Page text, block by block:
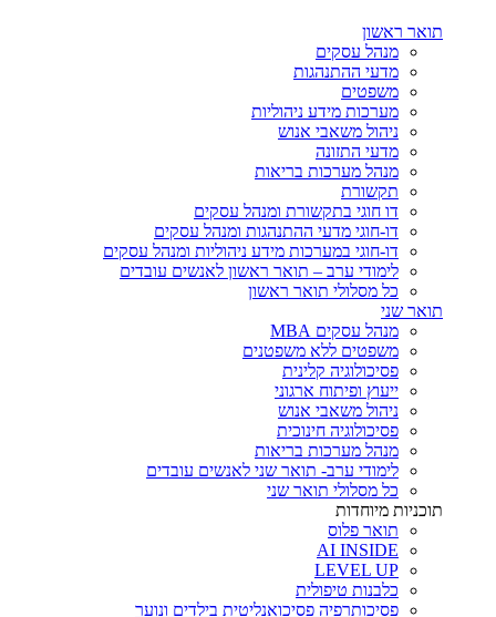
תואר ראשון
מנהל עסקים
מדעי ההתנהגות
משפטים
מערכות מידע ניהוליות
ניהול משאבי אנוש
מדעי התזונה
מנהל מערכות בריאות
תקשורת
דו חוגי בתקשורת ומנהל עסקים
דו-חוגי מדעי ההתנהגות ומנהל עסקים
דו-חוגי במערכות מידע ניהוליות ומנהל עסקים
לימודי ערב – תואר ראשון לאנשים עובדים
כל מסלולי תואר ראשון
תואר שני
מנהל עסקים MBA
משפטים ללא משפטנים
פסיכולוגיה קלינית
ייעוץ ופיתוח ארגוני
ניהול משאבי אנוש
פסיכולוגיה חינוכית
מנהל מערכות בריאות
לימודי ערב- תואר שני לאנשים עובדים
כל מסלולי תואר שני
תוכניות מיוחדות
תואר פלוס
AI INSIDE
LEVEL UP
כלבנות טיפולית
פסיכותרפיה פסיכואנליטית בילדים ונוער